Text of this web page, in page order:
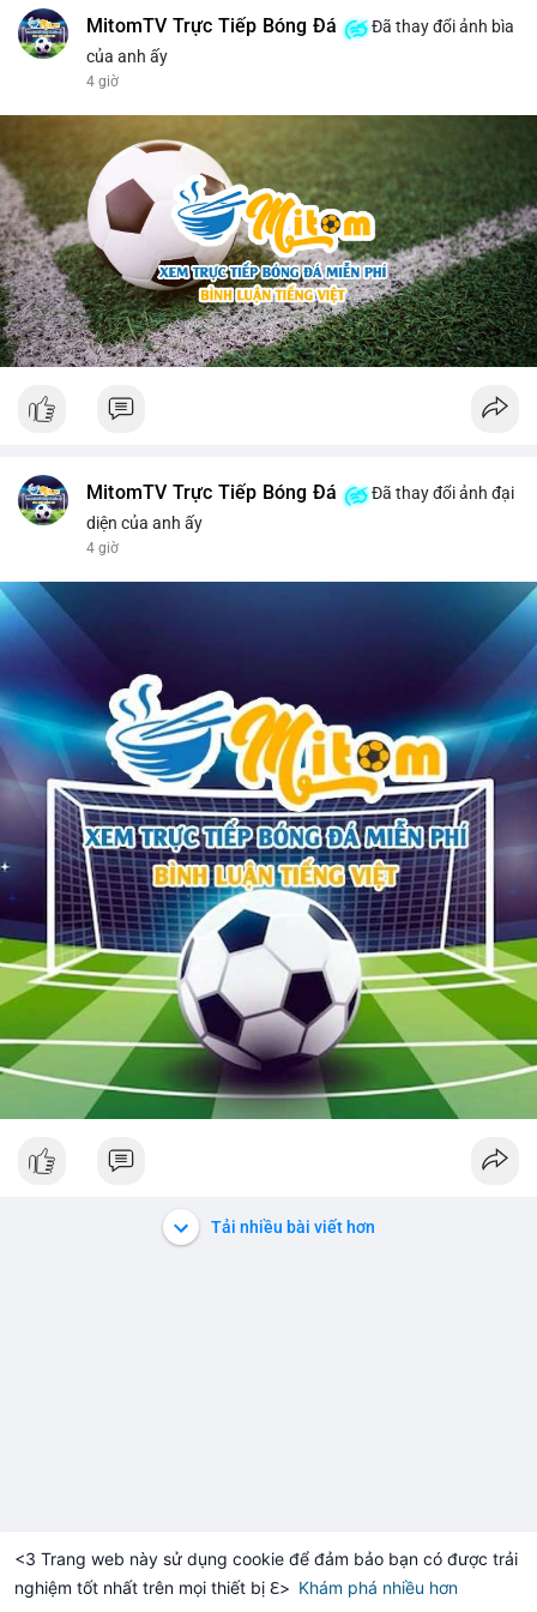
<3 Trang web này sử dụng cookie để đảm bảo bạn có được trải
nghiệm tốt nhất trên mọi thiết bị ℇ> Khám phá nhiều hơn
$1,901.46 +0.22% Solana $72.69 -1.11%
MitomTV Trực Tiếp Bóng Đá
Đã thay đổi ảnh bìa
của anh ấy
4 giờ
MitomTV Trực Tiếp Bóng Đá
Đã thay đổi ảnh đại
diện của anh ấy
4 giờ
Tải nhiều bài viết hơn